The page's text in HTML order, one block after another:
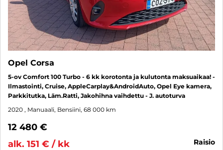
Opel Corsa
5-ov Comfort 100 Turbo - 6 kk korotonta ja kulutonta maksuaikaa! -
Ilmastointi, Cruise, AppleCarplay&AndroidAuto, Opel Eye kamera,
Parkkitutka, Läm.Ratti, Jakohihna vaihdettu - J. autoturva
2020 , Manuaali, Bensiini, 68 000 km
12 480 €
alk. 151 € / kk
raisio